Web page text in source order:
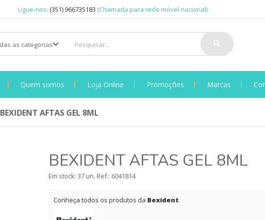
Ligue-nos: (351) 966735183 (Chamada para rede móvel nacional)
Quem somos Loja Online Promoções Marcas
BEXIDENT AFTAS GEL 8ML
BEXIDENT AFTAS GEL 8ML
Em stock: 37 un. Ref.: 6041814
Conheça todos os produtos da Bexident.